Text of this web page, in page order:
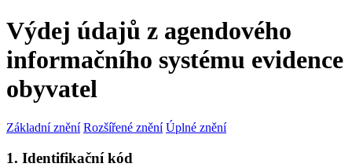
Výdej údajů z agendového
informačního systému evidence
obyvatel
Základní znění Rozšířené znění Úplné znění
1. Identifikační kód